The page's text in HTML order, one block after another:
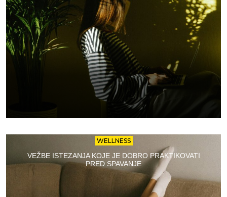
WELLNESS
VEŽBE ISTEZANJA KOJE JE DOBRO PRAKTIKOVATI
PRED SPAVANJE